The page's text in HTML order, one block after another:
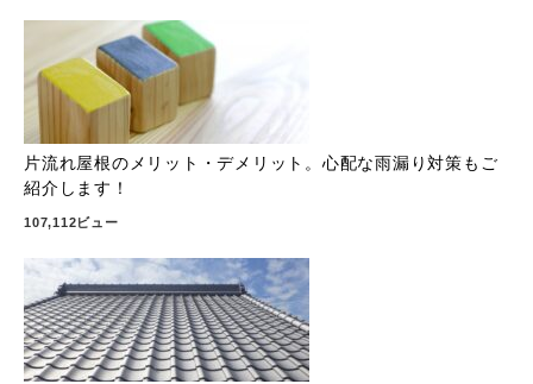
片流れ屋根のメリット・デメリット。心配な雨漏り対策もご
紹介します！
107,112ビュー